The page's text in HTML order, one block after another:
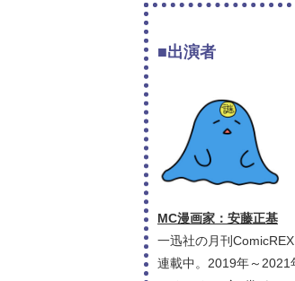
■出演者
MC漫画家：安藤正基
一迅社の月刊
連載中。2019年～2021